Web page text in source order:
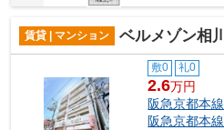
賃貸 | マンション ベルメゾン相川
敷0 礼0
2.6万円
阪急京都本線
阪急京都本線